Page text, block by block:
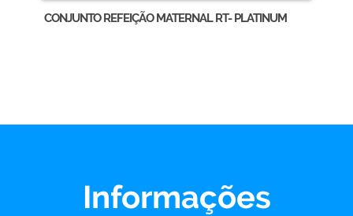
CONJUNTO REFEIÇÃO MATERNAL RT- PLATINUM
Informações